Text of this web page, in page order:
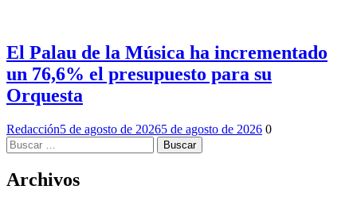
El Palau de la Música ha incrementado
un 76,6% el presupuesto para su
Orquesta
Redacción5 de agosto de 20265 de agosto de 2026 0
Buscar:
Archivos